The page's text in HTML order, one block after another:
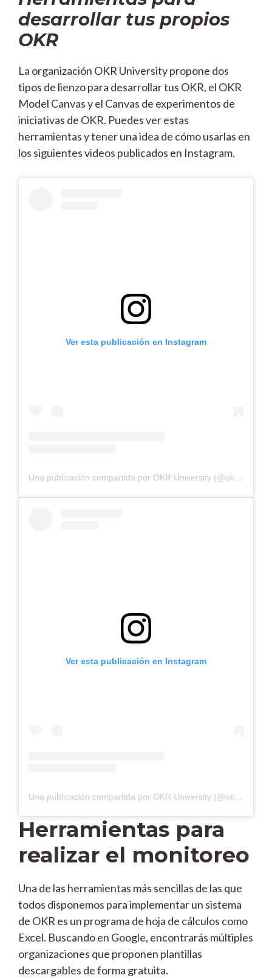
desarrollar tus propios
OKR
La organización OKR University propone dos
tipos de lienzo para desarrollar tus OKR, el OKR
Model Canvas y el Canvas de experimentos de
iniciativas de OKR. Puedes ver estas
herramientas y tener una idea de cómo usarlas en
los siguientes videos publicados en Instagram.
Ver esta publicación en Instagram
Una publicación compartida por OKR University (@okr_peru)
Ver esta publicación en Instagram
Una publicación compartida por OKR University (@okr_peru)
Herramientas para
realizar el monitoreo
Una de las herramientas más sencillas de las que
todos disponemos para implementar un sistema
de OKR es un programa de hoja de cálculos como
Excel. Buscando en Google, encontrarás múltiples
organizaciones que proponen plantillas
descargables de forma gratuita.